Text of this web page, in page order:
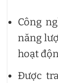
Công
năng
hoạt
Được